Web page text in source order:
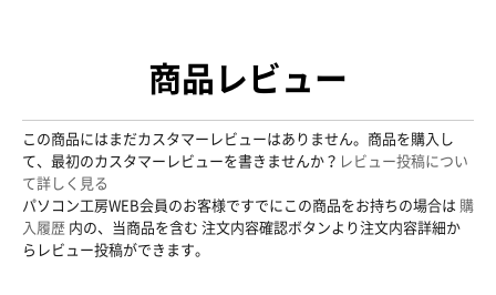
商品レビュー
この商品にはまだカスタマーレビューはありません。商品を購入し
て、最初のカスタマーレビューを書きませんか？ レビュー投稿につい
て詳しく見る
パソコン工房WEB会員のお客様ですでにこの商品をお持ちの場合は 購
入履歴 内の、当商品を含む 注文内容確認ボタンより注文内容詳細か
らレビュー投稿ができます。